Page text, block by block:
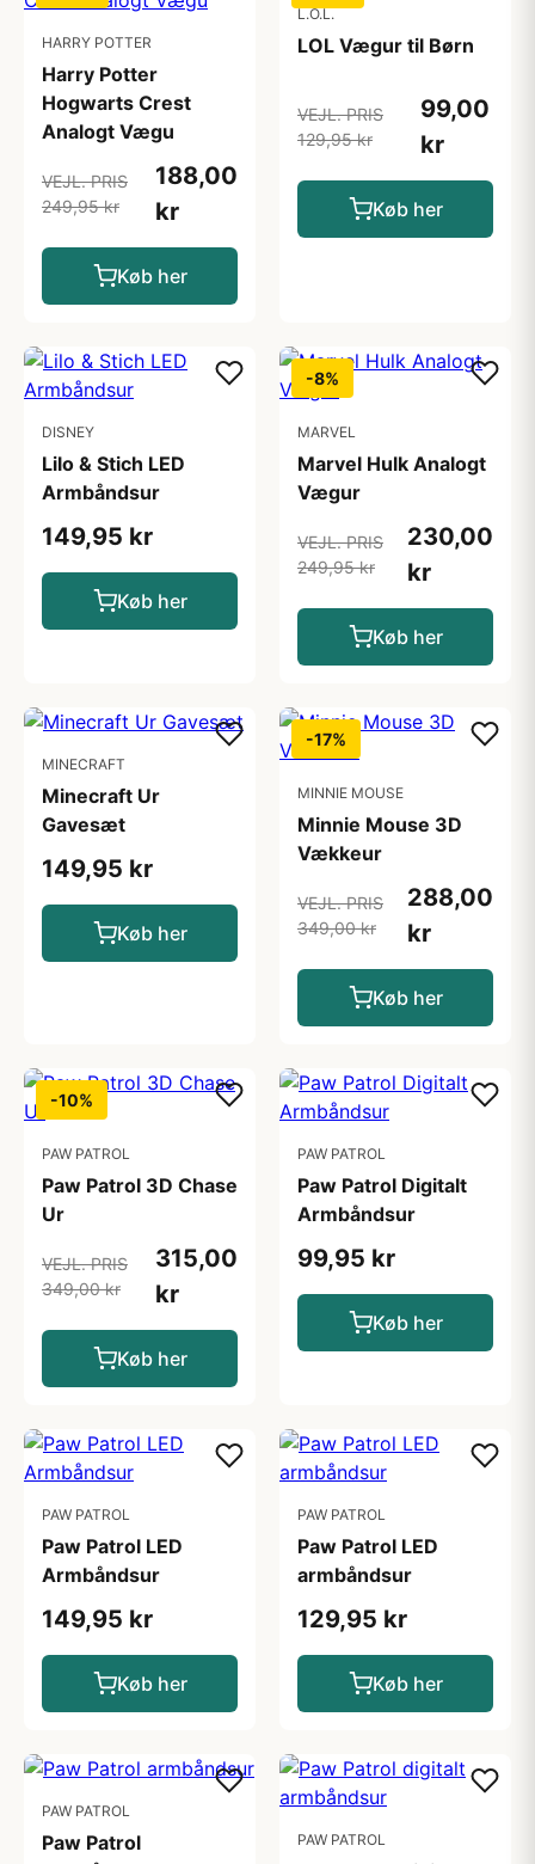
HARRY POTTER
Harry Potter
Hogwarts Crest
Analogt Vægu
VEJL. PRIS
249,95 kr
188,00
kr
Køb her
L.O.L.
LOL Vægur til Børn
VEJL. PRIS
129,95 kr
99,00
kr
Køb her
DISNEY
Lilo & Stich LED
Armbåndsur
149,95 kr
Køb her
-8%
MARVEL
Marvel Hulk Analogt
Vægur
VEJL. PRIS
249,95 kr
230,00
kr
Køb her
MINECRAFT
Minecraft Ur
Gavesæt
149,95 kr
Køb her
-17%
MINNIE MOUSE
Minnie Mouse 3D
Vækkeur
VEJL. PRIS
349,00 kr
288,00
kr
Køb her
-10%
PAW PATROL
Paw Patrol 3D Chase
Ur
VEJL. PRIS
349,00 kr
315,00
kr
Køb her
PAW PATROL
Paw Patrol Digitalt
Armbåndsur
99,95 kr
Køb her
PAW PATROL
Paw Patrol LED
Armbåndsur
149,95 kr
Køb her
PAW PATROL
Paw Patrol LED
armbåndsur
129,95 kr
Køb her
PAW PATROL
Paw Patrol
PAW PATROL